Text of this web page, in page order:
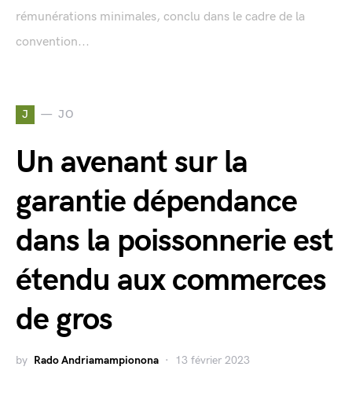
rémunérations minimales, conclu dans le cadre de la
convention...
J JO
Un avenant sur la
garantie dépendance
dans la poissonnerie est
étendu aux commerces
de gros
by Rado Andriamampionona 13 février 2023